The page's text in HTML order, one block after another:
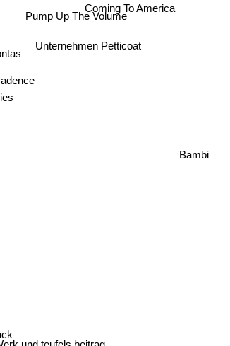
Pump Up The Volume
Coming To America
Bambi